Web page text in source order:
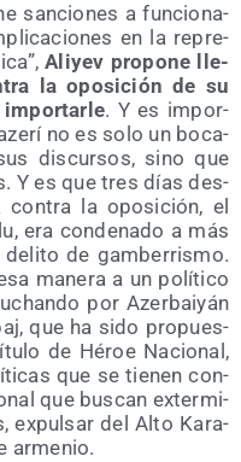
san­cio­nes a fun­cio­na­
en la repre­
Ali­yev pro­po­ne lle­
la opo­si­ción de su
. Y es impor­
no es solo un boca­
dis­cur­sos, sino que
Y es que tres días des­
la opo­si­ción, el
era con­de­na­do a más
de gam­be­rris­mo.
mane­ra a un polí­ti­co
por Azer­bai­yán
que ha sido pro­pues­
de Héroe Nacio­nal,
que se tie­nen con­
que bus­can exter­mi­
expul­sar del Alto Kara­
armenio.